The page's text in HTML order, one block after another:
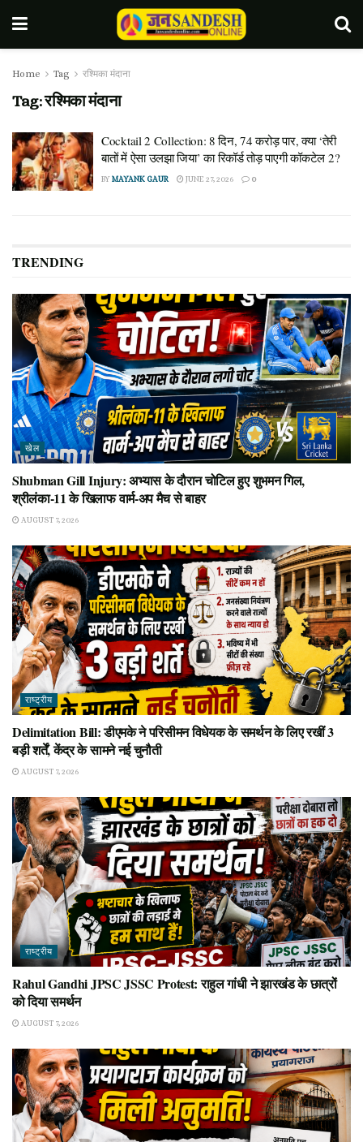
Home Tag रश्मिका मंदाना
Tag:रश्मिका मंदाना
Cocktail 2 Collection: 8 दिन, 74 करोड़ पार, क्या ‘तेरी
बातों में ऐसा उलझा जिया’ का रिकॉर्ड तोड़ पाएगी कॉकटेल 2?
BYMAYANK GAUR JUNE 27, 2026 0
TRENDING
खेल
Shubman Gill Injury: अभ्यास के दौरान चोटिल हुए शुभमन गिल,
श्रीलंका-11 के खिलाफ वार्म-अप मैच से बाहर
AUGUST 7, 2026
राष्ट्रीय
Delimitation Bill: डीएमके ने परिसीमन विधेयक के समर्थन के लिए रखीं 3
बड़ी शर्तें, केंद्र के सामने नई चुनौती
AUGUST 7, 2026
राष्ट्रीय
Rahul Gandhi JPSC JSSC Protest: राहुल गांधी ने झारखंड के छात्रों
को दिया समर्थन
AUGUST 7, 2026